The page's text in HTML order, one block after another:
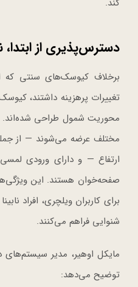
کند.
دسترس‌پذیری از ابتدا،
برخلاف کیوسک‌های سنتی که
تغییرات پرهزینه داشتند،
محوریت شمول طراحی شده‌اند.
مختلف عرضه می‌شوند — از
ارتفاع — و دارای ورودی
صفحه‌خوان هستند. این
برای کاربران ویلچری، افراد
شنوایی فراهم می‌کنند.
توضیح می‌دهد: